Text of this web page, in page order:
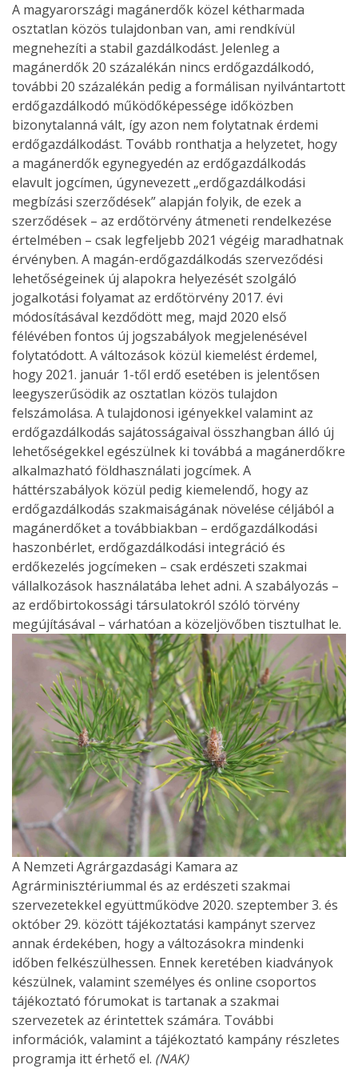
A magyarországi magánerdők közel kétharmada
osztatlan közös tulajdonban van, ami rendkívül
megnehezíti a stabil gazdálkodást. Jelenleg a
magánerdők 20 százalékán nincs erdőgazdálkodó,
további 20 százalékán pedig a formálisan nyilvántartott
erdőgazdálkodó működőképessége időközben
bizonytalanná vált, így azon nem folytatnak érdemi
erdőgazdálkodást. Tovább ronthatja a helyzetet, hogy
a magánerdők egynegyedén az erdőgazdálkodás
elavult jogcímen, úgynevezett „erdőgazdálkodási
megbízási szerződések” alapján folyik, de ezek a
szerződések – az erdőtörvény átmeneti rendelkezése
értelmében – csak legfeljebb 2021 végéig maradhatnak
érvényben. A magán-erdőgazdálkodás szerveződési
lehetőségeinek új alapokra helyezését szolgáló
jogalkotási folyamat az erdőtörvény 2017. évi
módosításával kezdődött meg, majd 2020 első
félévében fontos új jogszabályok megjelenésével
folytatódott. A változások közül kiemelést érdemel,
hogy 2021. január 1-től erdő esetében is jelentősen
leegyszerűsödik az osztatlan közös tulajdon
felszámolása. A tulajdonosi igényekkel valamint az
erdőgazdálkodás sajátosságaival összhangban álló új
lehetőségekkel egészülnek ki továbbá a magánerdőkre
alkalmazható földhasználati jogcímek. A
háttérszabályok közül pedig kiemelendő, hogy az
erdőgazdálkodás szakmaiságának növelése céljából a
magánerdőket a továbbiakban – erdőgazdálkodási
haszonbérlet, erdőgazdálkodási integráció és
erdőkezelés jogcímeken – csak erdészeti szakmai
vállalkozások használatába lehet adni. A szabályozás –
az erdőbirtokossági társulatokról szóló törvény
megújításával – várhatóan a közeljövőben tisztulhat le.
A Nemzeti Agrárgazdasági Kamara az
Agrárminisztériummal és az erdészeti szakmai
szervezetekkel együttműködve 2020. szeptember 3. és
október 29. között tájékoztatási kampányt szervez
annak érdekében, hogy a változásokra mindenki
időben felkészülhessen. Ennek keretében kiadványok
készülnek, valamint személyes és online csoportos
tájékoztató fórumokat is tartanak a szakmai
szervezetek az érintettek számára. További
információk, valamint a tájékoztató kampány részletes
programja itt érhető el. (NAK)